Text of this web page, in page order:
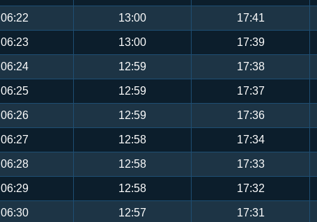
06:22 13:00 17:41
06:23 13:00 17:39
06:24 12:59 17:38
06:25 12:59 17:37
06:26 12:59 17:36
06:27 12:58 17:34
06:28 12:58 17:33
06:29 12:58 17:32
06:30 12:57 17:31